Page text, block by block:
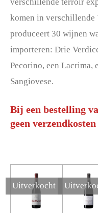
verschillende terroir
komen in verschillende
produceert 30 wijnen
importeren: Drie
Pecorino, een Lacrima,
Sangiovese.
Bij een bestelling
geen
Uitverkocht